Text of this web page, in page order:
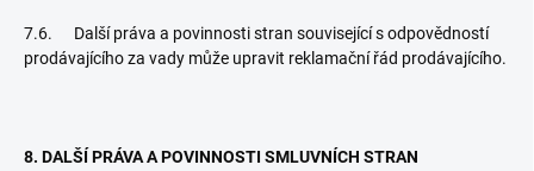
7.6. Další práva a povinnosti stran související s odpovědností
prodávajícího za vady může upravit reklamační řád prodávajícího.
8. DALŠÍ PRÁVA A POVINNOSTI SMLUVNÍCH STRAN